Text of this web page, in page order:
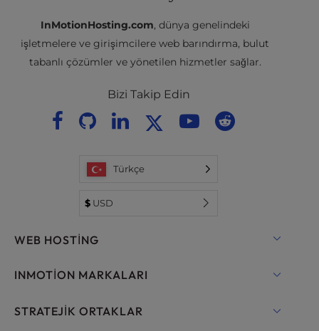
InMotionHosting.com, dünya genelindeki
işletmelere ve girişimcilere web barındırma, bulut
tabanlı çözümler ve yönetilen hizmetler sağlar.
Bizi Takip Edin
Türkçe
$USD
WEB HOSTING
Paylaşımlı Barındırma
INMOTION MARKALARI
RamNode Bulut
STRATEJIK ORTAKLAR